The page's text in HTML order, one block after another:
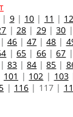
9| 10 | 11 | 12
|28 | 29|30 |
46 |47 |48 |
|65 | 66|67 |
83 |84 |85 |
101 | 102 | 103
| 116| 117|